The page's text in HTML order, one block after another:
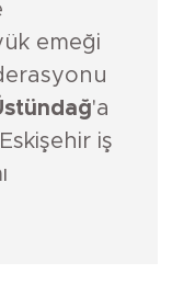
emeği
'a
iş